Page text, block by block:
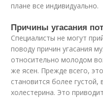
плане все индивидуально.
Причины угасания
Специалисты не могут
поводу причин угасания
относительно молодом
же ясен. Прежде всего,
становится более
холестерина. Это